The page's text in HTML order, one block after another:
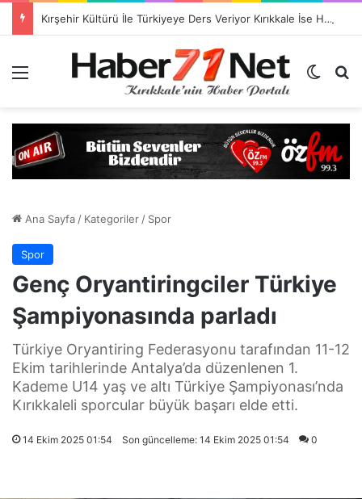
Kırşehir Kültürü İle Türkiyeye Ders Veriyor Kırıkkale İse Hala Seyrediyor !!!
Dış
Ana Sayfa/ Kategoriler/ Spor
Spor
Genç Oryantiringciler Türkiye
Şampiyonasında parladı
Türkiye Oryantiring Federasyonu tarafından 11-12
Ekim tarihlerinde Antalya’da düzenlenen 1.
Kademe U14 yaş ve altı Türkiye Şampiyonası’nda
Kırıkkaleli sporcular büyük başarı elde etti.
14 Ekim 2025 01:54 Son güncelleme: 14 Ekim 2025 01:54 0